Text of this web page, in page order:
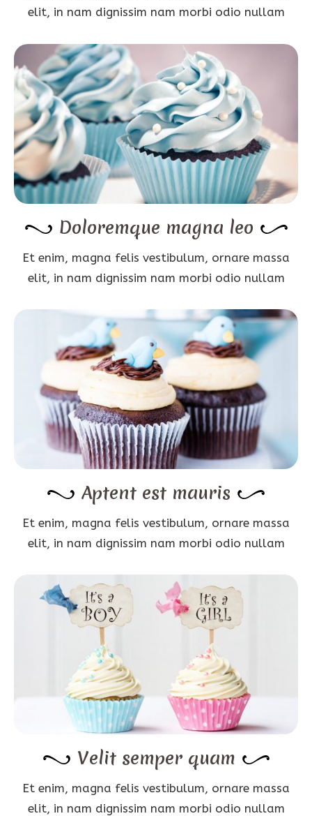
elit, in nam dignissim nam morbi odio nullam
Doloremque magna leo
Et enim, magna felis vestibulum, ornare massa
elit, in nam dignissim nam morbi odio nullam
Aptent est mauris
Et enim, magna felis vestibulum, ornare massa
elit, in nam dignissim nam morbi odio nullam
Velit semper quam
Et enim, magna felis vestibulum, ornare massa
elit, in nam dignissim nam morbi odio nullam